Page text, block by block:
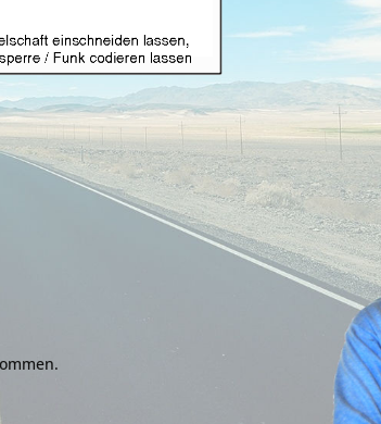
Produkt)
wähle zuerst eine Variante